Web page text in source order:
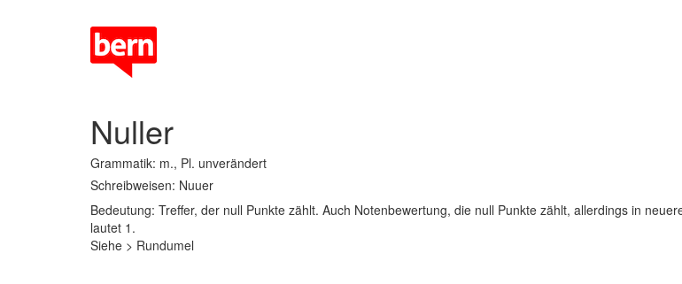
Nuller
Grammatik: m., Pl. unverändert
Schreibweisen: Nuuer
Bedeutung: Treffer, der null Punkte zählt. Auch Notenbewertung, die null Punkte zählt, allerdings in
lautet 1.
Siehe > Rundumel